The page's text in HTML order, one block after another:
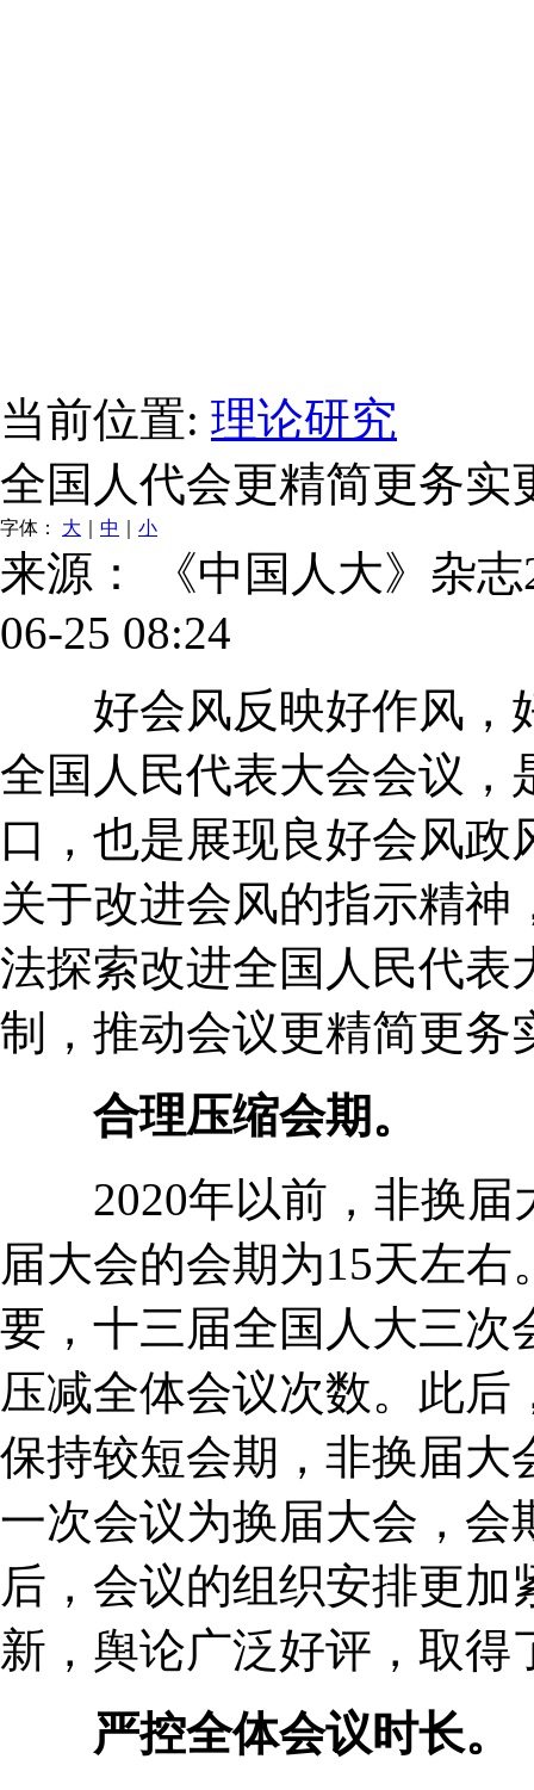
当前位置: 理论研究
全国人代会更精简更务实
字体： 大 中 小
来源： 《中国人大》杂
06-25 08:24
好会风反映好作风，
全国人民代表大会会议，
口，也是展现良好会风
关于改进会风的指示精
法探索改进全国人民代表
制，推动会议更精简更务
合理压缩会期。
2020年以前，非换届
届大会的会期为15天左
要，十三届全国人大三次
压减全体会议次数。此
保持较短会期，非换届大
一次会议为换届大会，会
后，会议的组织安排更
新，舆论广泛好评，取得
严控全体会议时长。